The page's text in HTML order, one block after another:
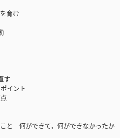
育む
す
イント
と 何ができて，何ができなかったか